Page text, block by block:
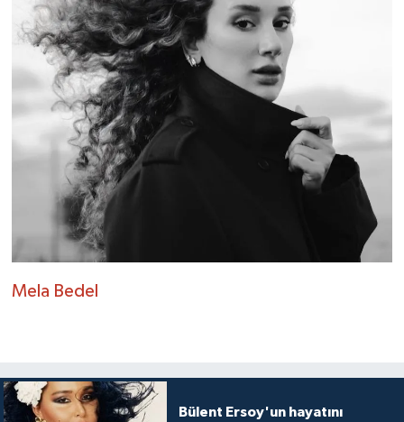
Mela Bedel
Bülent Ersoy'un hayatını